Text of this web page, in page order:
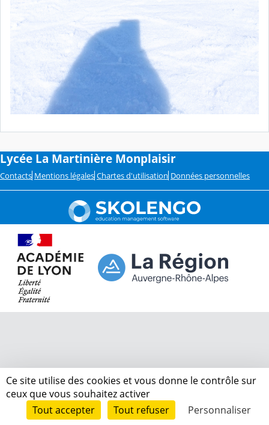
Lycée La Martinière Monplaisir
Contacts Mentions légales Chartes d'utilisation Données personnelles
Ce site utilise des cookies et vous donne le contrôle sur
ceux que vous souhaitez activer
Tout accepter
Tout refuser Personnaliser